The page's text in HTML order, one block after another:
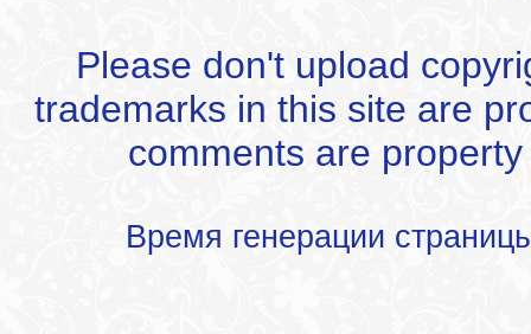
Please don't upload
trademarks in this site are
comments are
Время генерации